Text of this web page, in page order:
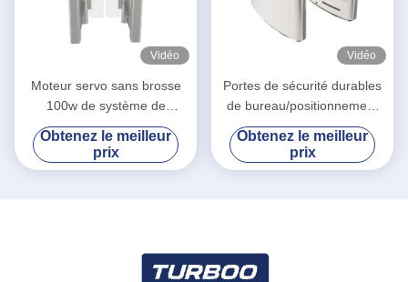
Vidéo
Moteur servo sans brosse
100w de système de
sécurité biométrique de
porte d'oscillation de Turboo
R3211
Obtenez le meilleur
prix
Vidéo
Portes de sécurité durables
de bureau/positionnement
précis porte piétonnière de
tourniquet
Obtenez le meilleur
prix